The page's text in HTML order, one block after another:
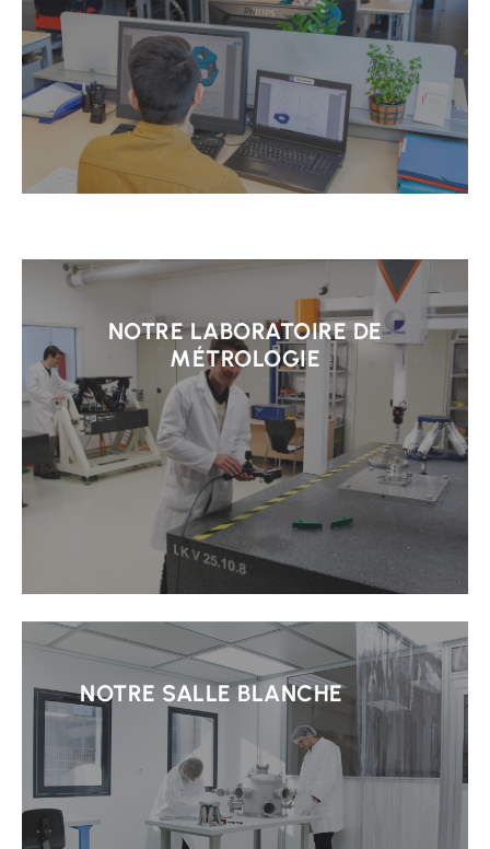
NOTRE LABORATOIRE DE
MÉTROLOGIE
Learn
NOTRE SALLE BLANCHE
Learn